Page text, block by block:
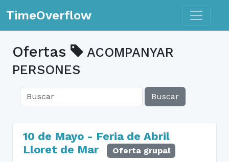
TimeOverflow Toggle
Ofertas
ACOMPANYAR
PERSONES
Buscar
10 de Mayo - Feria de Abril
Lloret de Mar
Oferta grupal